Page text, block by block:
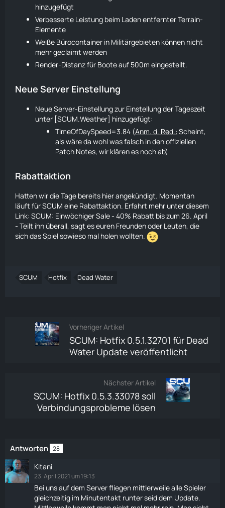
hinzugefügt
Verbesserte Leistung beim Laden entfernter Terrain-
Elemente
Weiße Bürocontainer in Militärgebieten können nicht
mehr geclaimt werden
Render-Distanz für Boote auf 500m eingestellt.
Neue Server Einstellung
Neue Server-Einstellung zur Einstellung der Tageszeit
unter [SCUM.Weather] hinzugefügt:
TimeOfDaySpeed=3.84 (Anm. d. Red.: Scheint,
als wäre da wohl was falsch in den offiziellen
Patch Notes, wir klären es noch ab)
Rabattaktion
Hatten wir die Tage bereits hier angekündigt. Momentan
läuft für SCUM eine Rabattaktion. Erfahrt mehr unter diesem
Link: SCUM: Einwöchiger Sale - 40% Rabatt bis zum 26. April
- Teilt ihn überall, sagt es euren Freunden oder Leuten, die
sich das Spiel sowieso mal holen wollten.
SCUM Hotfix Dead Water
Vorheriger Artikel
SCUM: Hotfix 0.5.1.32701 für Dead
Water Update veröffentlicht
Nächster Artikel
SCUM: Hotfix 0.5.3.33078 soll
Verbindungsprobleme lösen
Antworten 28
Kitani
23. April 2021 um 19:13
Bei uns auf dem Serverfliegen mittlerweile alle Spieler
gleichzeitig im Minutentakt runter seid dem Update.